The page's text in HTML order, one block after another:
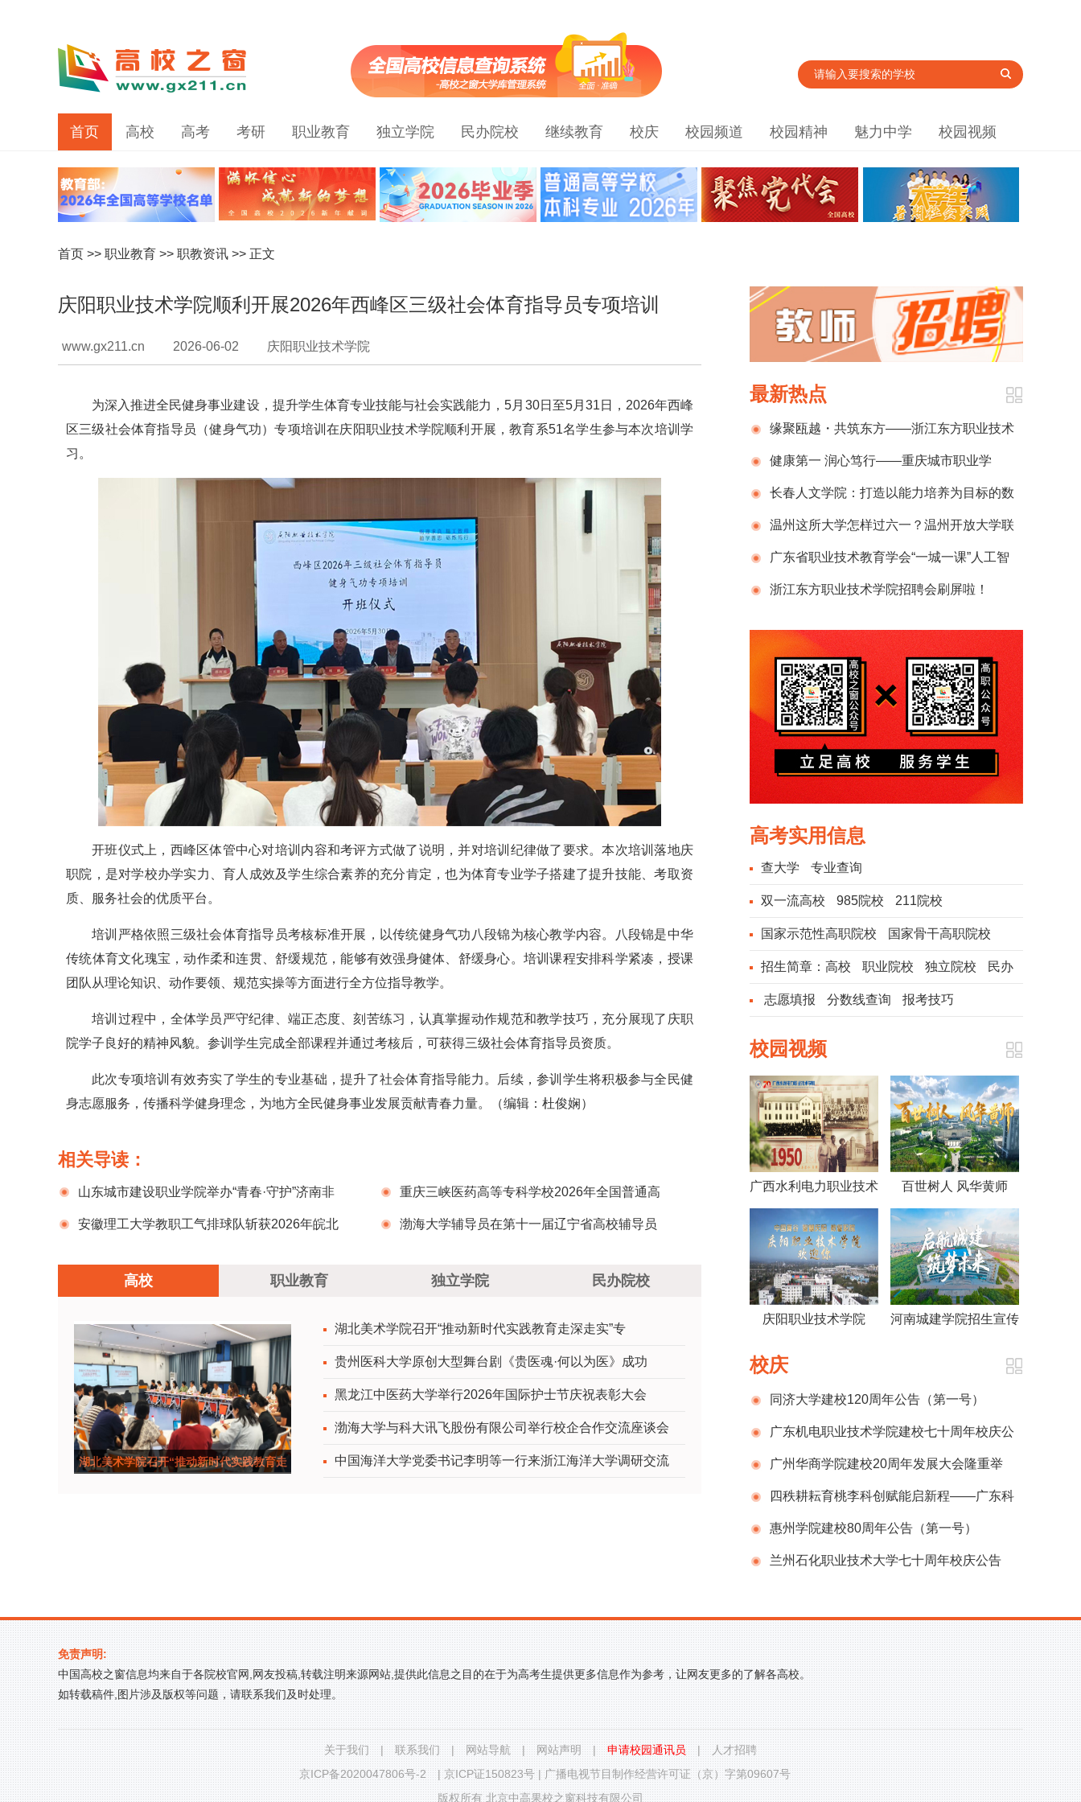
首页 高校 高考 考研 职业教育 独立学院 民办院校 继续教育 校庆 校园频道 校园精神 魅力中学 校园视频
首页 >> 职业教育 >> 职教资讯 >> 正文
庆阳职业技术学院顺利开展2026年西峰区三级社会体育指导员专项培训
www.gx211.cn 2026-06-02 庆阳职业技术学院
为深入推进全民健身事业建设，提升学生体育专业技能与社会实践能力，5月30日至5月31日，2026年西峰
区三级社会体育指导员（健身气功）专项培训在庆阳职业技术学院顺利开展，教育系51名学生参与本次培训学
习。
开班仪式上，西峰区体管中心对培训内容和考评方式做了说明，并对培训纪律做了要求。本次培训落地庆
职院，是对学校办学实力、育人成效及学生综合素养的充分肯定，也为体育专业学子搭建了提升技能、考取资
质、服务社会的优质平台。
培训严格依照三级社会体育指导员考核标准开展，以传统健身气功八段锦为核心教学内容。八段锦是中华
传统体育文化瑰宝，动作柔和连贯、舒缓规范，能够有效强身健体、舒缓身心。培训课程安排科学紧凑，授课
团队从理论知识、动作要领、规范实操等方面进行全方位指导教学。
培训过程中，全体学员严守纪律、端正态度、刻苦练习，认真掌握动作规范和教学技巧，充分展现了庆职
院学子良好的精神风貌。参训学生完成全部课程并通过考核后，可获得三级社会体育指导员资质。
此次专项培训有效夯实了学生的专业基础，提升了社会体育指导能力。后续，参训学生将积极参与全民健
身志愿服务，传播科学健身理念，为地方全民健身事业发展贡献青春力量。（编辑：杜俊娴）
相关导读：
山东城市建设职业学院举办“青春·守护”济南非
遗高校行活动
重庆三峡医药高等专科学校2026年全国普通高
校招生章程
安徽理工大学教职工气排球队斩获2026年皖北 渤海大学辅导员在第十一届辽宁省高校辅导员
高校 职业教育 独立学院 民办院校
湖北美术学院召开“推动新时代实践教育走
湖北美术学院召开“推动新时代实践教育走深走实”专
贵州医科大学原创大型舞台剧《贵医魂·何以为医》成功
黑龙江中医药大学举行2026年国际护士节庆祝表彰大会
渤海大学与科大讯飞股份有限公司举行校企合作交流座谈会
中国海洋大学党委书记李明等一行来浙江海洋大学调研交流
最新热点
缘聚瓯越・共筑东方——浙江东方职业技术
学院温州校友会成立大会暨校友返校日圆满举
行
健康第一 润心笃行——重庆城市职业学
院“5·25心理健康月”赋能学子青春成长
长春人文学院：打造以能力培养为目标的数
智赋能教学新模式
温州这所大学怎样过六一？温州开放大学联
合市残联开展“关爱星孩 同行园博”亲子公益活
动
广东省职业技术教育学会“一城一课”人工智
能赋能职业教育培训（江门市会场）成功举办
浙江东方职业技术学院招聘会刷屏啦！
高考实用信息
查大学 专业查询
双一流高校 985院校 211院校
国家示范性高职院校 国家骨干高职院校
招生简章： 高校 职业院校 独立院校 民办
院校志愿填报 分数线查询 报考技巧
校园视频
广西水利电力职业技术
学院视频《70年，70
人》
百世树人 风华黄师
——黄冈师范学院宣传
片2026版
庆阳职业技术学院 河南城建学院招生宣传
校庆
同济大学建校120周年公告（第一号）
广东机电职业技术学院建校七十周年校庆公
告（第一号）
广州华商学院建校20周年发展大会隆重举
行 四秩耕耘育桃李科创赋能启新程——广东科
学技术职业学院（广东省科技干部学院）举办
建校40周年校庆系列活动
惠州学院建校80周年公告（第一号）
兰州石化职业技术大学七十周年校庆公告
免责声明:
中国高校之窗信息均来自于各院校官网,网友投稿,转载注明来源网站,提供此信息之目的在于为高考生提供更多信息作为参考，让网友更多的了解各高校。
如转载稿件,图片涉及版权等问题，请联系我们及时处理。
关于我们 | 联系我们 | 网站导航 | 网站声明 | 申请校园通讯员 |
人才招聘
京ICP备2020047806号-2
|京ICP证150823号|广播电视节目制作经营许可证（京）字第09607号
版权所有 北京中高果校之窗科技有限公司